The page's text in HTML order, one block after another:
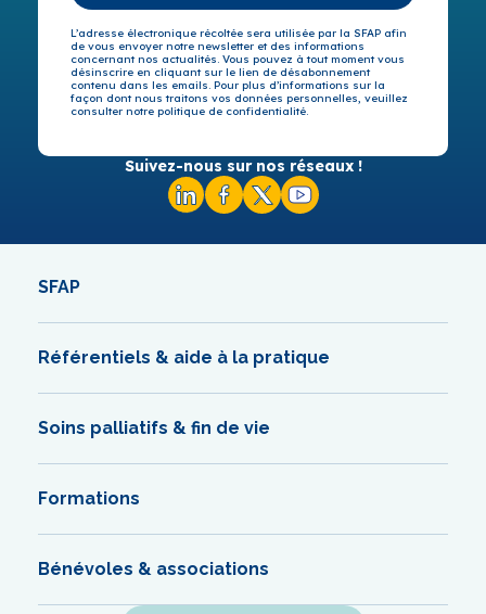
L’adresse électronique récoltée sera utilisée par la SFAP afin
de vous envoyer notre newsletter et des informations
concernant nos actualités. Vous pouvez à tout moment vous
désinscrire en cliquant sur le lien de désabonnement
contenu dans les emails. Pour plus d’informations sur la
façon dont nous traitons vos données personnelles, veuillez
consulter notre politique de confidentialité.
Suivez-nous sur nos réseaux !
SFAP
Référentiels & aide à la pratique
Soins palliatifs & fin de vie
Formations
Bénévoles & associations